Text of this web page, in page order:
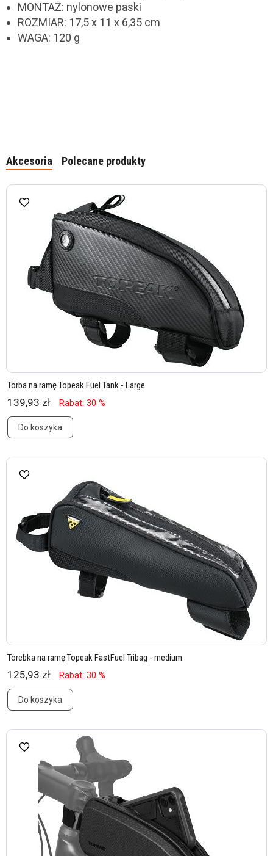
MONTAŻ: nylonowe paski
ROZMIAR: 17,5 x 11 x 6,35 cm
WAGA: 120 g
Akcesoria Polecane produkty
Torba na ramę Topeak Fuel Tank - Large
139,93 zł Rabat: 30 %
Do koszyka
Torebka na ramę Topeak FastFuel Tribag - medium
125,93 zł Rabat: 30 %
Do koszyka